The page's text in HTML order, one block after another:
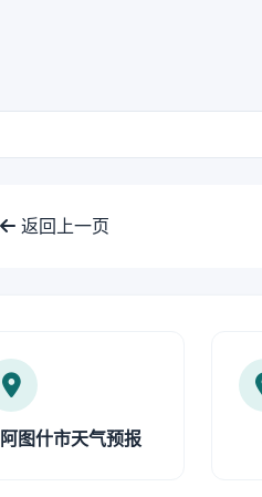
返回上一页
阿图什市天气预报